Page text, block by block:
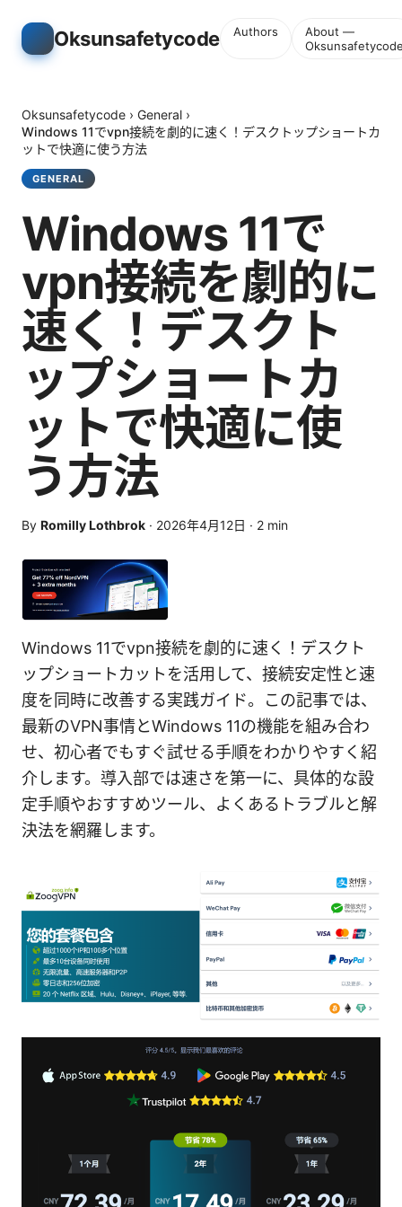
Oksunsafetycode Authors
About —
Oksunsafetycode › General ›
Windows 11でvpn接続を劇的に速く！デスクトップショートカ
ットで快適に使う方法
GENERAL
Windows 11で
vpn接続を劇的に
速く！デスクト
ップショートカ
ットで快適に使
う方法
By Romilly Lothbrok · 2026年4月12日 · 2 min
Windows 11でvpn接続を劇的に速く！デスクト
ップショートカットを活用して、接続安定性と速
度を同時に改善する実践ガイド。この記事では、
最新のVPN事情とWindows 11の機能を組み合わ
せ、初心者でもすぐ試せる手順をわかりやすく紹
介します。導入部では速さを第一に、具体的な設
定手順やおすすめツール、よくあるトラブルと解
決法を網羅します。